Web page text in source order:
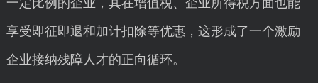
一定比例的企业，其在增值税、企业所得税方面也能
享受即征即退和加计扣除等优惠，这形成了一个激励
企业接纳残障人才的正向循环。